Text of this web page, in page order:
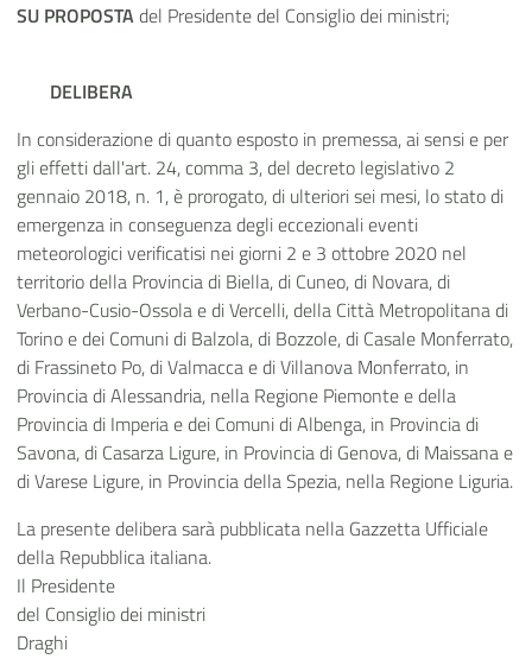
SU PROPOSTAdel Presidente del Consiglio dei ministri;
DELIBERA
In considerazione di quanto esposto in premessa, ai sensi e per
gli effetti dall'art. 24, comma 3, del decreto legislativo 2
gennaio 2018, n. 1, è prorogato, di ulteriori sei mesi, lo stato di
emergenza in conseguenza degli eccezionali eventi
meteorologici verificatisi nei giorni 2 e 3 ottobre 2020 nel
territorio della Provincia di Biella, di Cuneo, di Novara, di
Verbano-Cusio-Ossola e di Vercelli, della Città Metropolitana di
Torino e dei Comuni di Balzola, di Bozzole, di Casale Monferrato,
di Frassineto Po, di Valmacca e di Villanova Monferrato, in
Provincia di Alessandria, nella Regione Piemonte e della
Provincia di Imperia e dei Comuni di Albenga, in Provincia di
Savona, di Casarza Ligure, in Provincia di Genova, di Maissana e
di Varese Ligure, in Provincia della Spezia, nella Regione Liguria.
La presente delibera sarà pubblicata nella Gazzetta Ufficiale
della Repubblica italiana.
Il Presidente
del Consiglio dei ministri
Draghi